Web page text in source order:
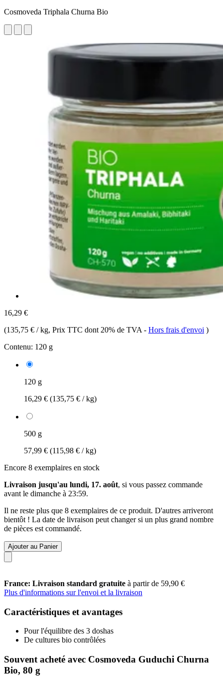
Cosmoveda Triphala Churna Bio
16,29 €
(135,75 € / kg, Prix TTC dont 20% de TVA - Hors frais d'envoi )
Contenu: 120 g
120 g
16,29 € (135,75 € / kg)
500 g
57,99 € (115,98 € / kg)
Encore 8 exemplaires en stock
Livraison jusqu'au lundi, 17. août, si vous passez commande
avant le dimanche à 23:59.
Il ne reste plus que 8 exemplaires de ce produit. D'autres arriveront
bientôt ! La date de livraison peut changer si un plus grand nombre
de pièces est commandé.
Ajouter au Panier
France: Livraison standard gratuite à partir de 59,90 €
Plus d'informations sur l'envoi et la livraison
Caractéristiques et avantages
Pour l'équilibre des 3 doshas
De cultures bio contrôlées
Souvent acheté avec Cosmoveda Guduchi Churna
Bio, 80 g